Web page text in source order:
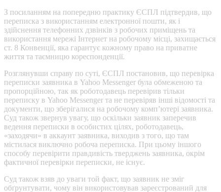
З посиланням на попередню практику ЄСПЛ підтвердив, що
переписка з використанням електронної пошти, як і
здійснення телефонних дзвінків з робочих приміщень та
використання мережі Інтернет на робочому місці, захищається
ст. 8 Конвенції, яка гарантує кожному право на приватне
життя та таємницю кореспонденції.
Розглянувши справу по суті, ЄСПЛ постановив, що перевірка
переписки заявника в Yahoo Messenger була обмеженою та
пропорційною, так як роботодавець перевірив тільки
переписку в Yahoo Messenger та не перевіряв інші відомості та
документи, що зберігалися на робочому комп’ютері заявника.
Суд також звернув увагу, що оскільки заявник заперечив
ведення переписки в особистих цілях, роботодавець,
«заходячи» в аккаунт заявника, виходив з того, що там
містилася виключно робоча переписка. При цьому іншого
способу перевірити правдивість тверджень заявника, окрім
фактичної перевірки переписки, не існує.
Суд також взяв до уваги той факт, що заявник не зміг
обґрунтувати, чому він використовував зареєстрований для